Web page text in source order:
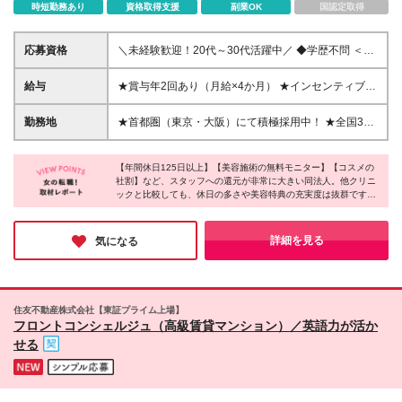
時短勤務あり
資格取得支援 副業OK 国認定取得
応募資格
＼未経験歓迎！20代～30代活躍中／ ◆学歴不問 ＜こ
んな方をお待ちしております！＞ ◎人と関わること
が好きな方 ◎美容や医療に興味をお持ちの方 ◎患者
給与
★賞与年2回あり（月給×4か月） ★インセンティブも
あり！ ＜東京・埼玉・千葉・神奈川＞ 未経験者：月
給23万円＋賞与（月給×4か月） 責任者候補：月給25
円＋賞与（月給×4か月） ＜その他エリア＞ 未経験
者：月給20万円＋賞与（月給×4か月） 責任者候補：
月給23万円＋賞与（月給×4か月） ※残業代は別途全
り変動（期間中の給与、待遇に差異はございません）
※各目標を達成した月は、最大20,000円支給あり
勤務地
★首都圏（東京・大阪）にて積極採用中！ ★全国33
都道府県にクリニックあり ★転勤なし ご自宅から通
える拠点での配属となります ＜下記院で積極的採用
中！＞ ◆渋谷駅前院 ◆品川院 ◆川口院 ◆柏院 ◆船
橋院 ◆八王子院 ◆藤沢院 ◆高崎院 ◆岐阜院 ◆四日
市院 ◆大阪難波院 ◆大阪西梅田院 ◆神戸院 ◆岡山
院 ◆小倉院 ◆沖縄院 その他クリニックについて
は下記よりご確認ください！
https://www.agaskin.net/clinic/ (変更の範囲)上記を除
【年間休日125日以上】【美容施術の無料モニター】【コスメの
社割】など、スタッフへの還元が非常に大きい同法人。他クリニ
ックと比較しても、休日の多さや美容特典の充実度は抜群です！
産休・育休の取得や、復職後に時短勤務を利用して活躍する社員
も多数在籍しているとのこと。結婚や出産といったライフステー
ジの変化にも柔軟に対応できるサポート体制が整っているため、
将来を見据えて安心して長く働ける環境です。
気になる 詳細を見る
住友不動産株式会社【東証プライム上場】
フロントコンシェルジュ（高級賃貸マンション）／英語力が活か
せる